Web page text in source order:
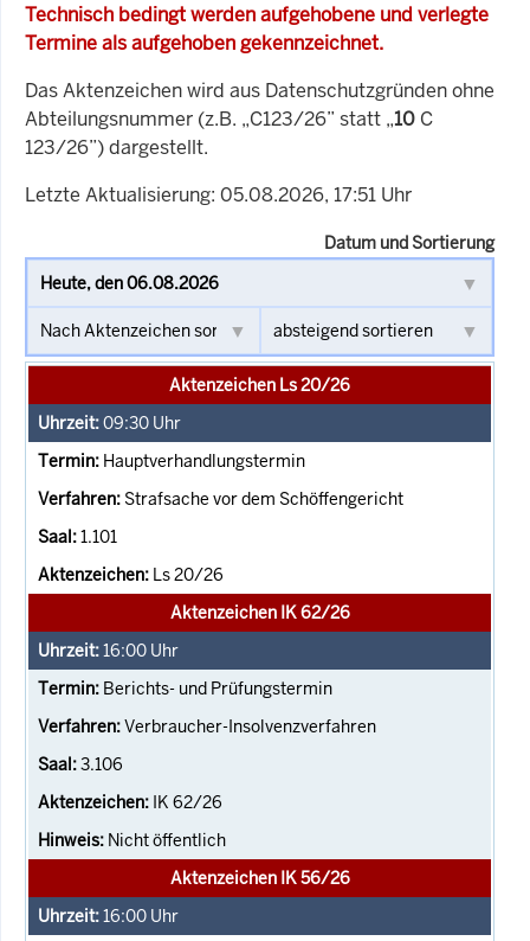
Technisch bedingt werden aufgehobene und verlegte
Termine als aufgehoben gekennzeichnet.
Das Aktenzeichen wird aus Datenschutzgründen ohne
Abteilungsnummer (z.B. „C123/26” statt „10 C
123/26”) dargestellt.
Letzte Aktualisierung: 05.08.2026, 17:51 Uhr
Datum und Sortierung
Aktenzeichen Ls 20/26
09:30 Uhr
Hauptverhandlungstermin
Strafsache vor dem Schöffengericht
1.101
Ls 20/26
Aktenzeichen IK 62/26
16:00 Uhr
Berichts- und Prüfungstermin
Verbraucher-Insolvenzverfahren
3.106
IK 62/26
Nicht öffentlich
Aktenzeichen IK 56/26
16:00 Uhr